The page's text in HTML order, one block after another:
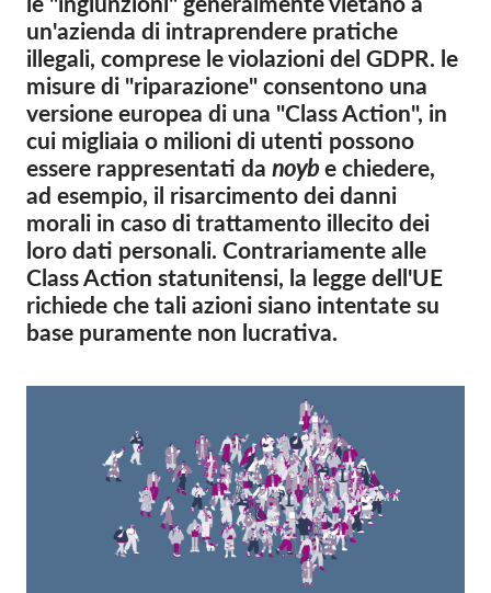
Rapporti annuali
FAQs
Lavora con noi
Azioni rappresentative
OnionShare
Media
Contatti
GDPRhub
un'azienda di intraprendere pratiche
illegali, comprese le violazioni del GDPR. le
misure di "riparazione" consentono una
versione europea di una "Class Action", in
cui migliaia o milioni di utenti possono
essere rappresentati da noybe chiedere,
ad esempio, il risarcimento dei danni
morali in caso di trattamento illecito dei
loro dati personali. Contrariamente alle
Class Action statunitensi, la legge dell'UE
richiede che tali azioni siano intentate su
base puramente non lucrativa.